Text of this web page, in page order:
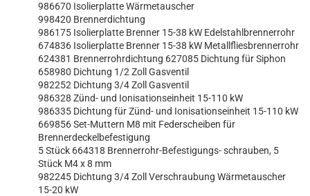
986670 Isolierplatte Wärmetauscher
998420 Brennerdichtung
986175 Isolierplatte Brenner 15-38 kW Edelstahlbrennerrohr
674836 Isolierplatte Brenner 15-38 kW Metallfliesbrennerrohr
624381 Brennerrohrdichtung 627085 Dichtung für Siphon
658980 Dichtung 1/2 Zoll Gasventil
982252 Dichtung 3/4 Zoll Gasventil
986328 Zünd- und Ionisationseinheit 15-110 kW
986335 Dichtung für Zünd- und Ionisationseinheit 15-110 kW
669856 Set-Muttern M8 mit Federscheiben für
Brennerdeckelbefestigung
5 Stück 664318 Brennerrohr-Befestigungs- schrauben, 5
Stück M4 x 8 mm
982245 Dichtung 3/4 Zoll Verschraubung Wärmetauscher
15-20 kW